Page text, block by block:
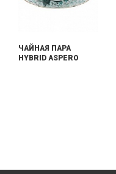
ЧАЙНАЯ ПАРА
HYBRID ASPERO